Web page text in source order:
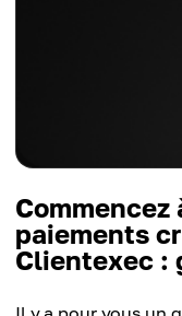
paiements
Clientexec :